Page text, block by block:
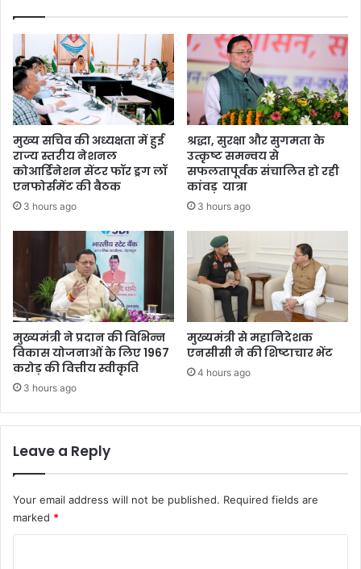
मुख्य सचिव की अध्यक्षता में हुई
राज्य स्तरीय नेशनल
कोआर्डिनेशन सेंटर फॉर ड्रग लॉ
एनफोर्समेंट की बैठक
3 hours ago
श्रद्धा, सुरक्षा और सुगमता के
उत्कृष्ट समन्वय से
सफलतापूर्वक संचालित हो रही
कांवड़ यात्रा
3 hours ago
मुख्यमंत्री ने प्रदान की विभिन्न
विकास योजनाओं के लिए 1967
करोड़ की वित्तीय स्वीकृति
3 hours ago
मुख्यमंत्री से महानिदेशक
एनसीसी ने की शिष्टाचार भेंट
4 hours ago
Leave a Reply
Your email address will not be published. Required fields are
marked *